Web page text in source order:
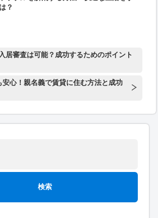
？
居審査は可能？成功するためのポイント
安心！親名義で賃貸に住む方法と成功